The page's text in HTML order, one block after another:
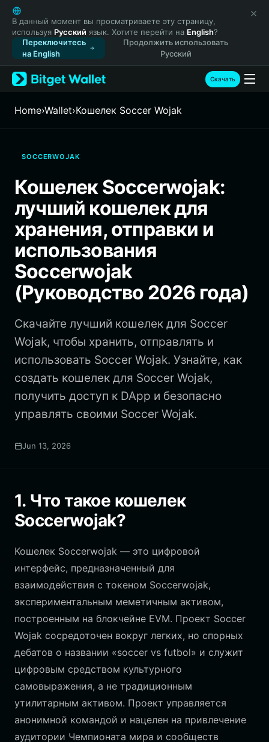
English
日本語
Tiếng Việt
Русский
Español (Latinoamérica)
Türkçe
Français
繁體中文
Bahasa Indonesia
ภาษาไทย
हिन्दी
Español
Português (Brasil)
Español (Argentina)
В данный момент вы просматриваете эту страницу,
используя Русский язык. Хотите перейти на English?
Переключитесь
на English
Продолжить использовать
Русский
Скачать
Home›Wallet›Кошелек Soccer Wojak
SOCCERWOJAK
Кошелек Soccerwojak:
лучший кошелек для
хранения, отправки и
использования
Soccerwojak
(Руководство 2026 года)
Скачайте лучший кошелек для Soccer
Wojak, чтобы хранить, отправлять и
использовать Soccer Wojak. Узнайте, как
создать кошелек для Soccer Wojak,
получить доступ к DApp и безопасно
управлять своими Soccer Wojak.
Jun 13, 2026
1. Что такое кошелек
Soccerwojak?
Кошелек Soccerwojak — это цифровой
интерфейс, предназначенный для
взаимодействия с токеном Soccerwojak,
экспериментальным меметичным активом,
построенным на блокчейне EVM. Проект Soccer
Wojak сосредоточен вокруг легких, но спорных
дебатов о названии «soccer vs futbol» и служит
цифровым средством культурного
самовыражения, а не традиционным
утилитарным активом. Проект управляется
анонимной командой и нацелен на привлечение
аудитории Чемпионата мира и сообществ